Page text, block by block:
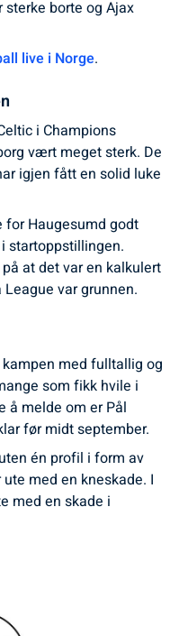
borte og Ajax
live i Norge.
i Champions
vært meget sterk. De
igjen fått en solid luke
Haugesumd godt
startoppstillingen.
at det var en kalkulert
var grunnen.
med fulltallig og
som fikk hvile i
å melde om er Pål
før midt september.
én profil i form av
med en kneskade. I
med en skade i